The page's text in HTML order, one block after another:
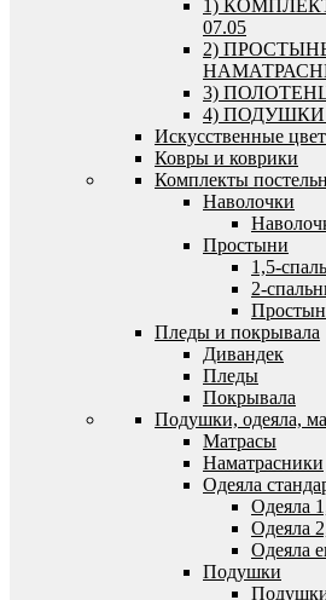
1)
07.05
2)
3)
4) ПОДУШКИ
Искусственные
Ковры и коврики
Комплекты
Наволочки
Простыни
1,5-
2-
Пледы и покрывала
Дивандек
Пледы
Покрывала
Подушки, одеяла,
Матрасы
Наматрасники
Одеяла
Одеяла
Одеяла
Одеяла
Подушки